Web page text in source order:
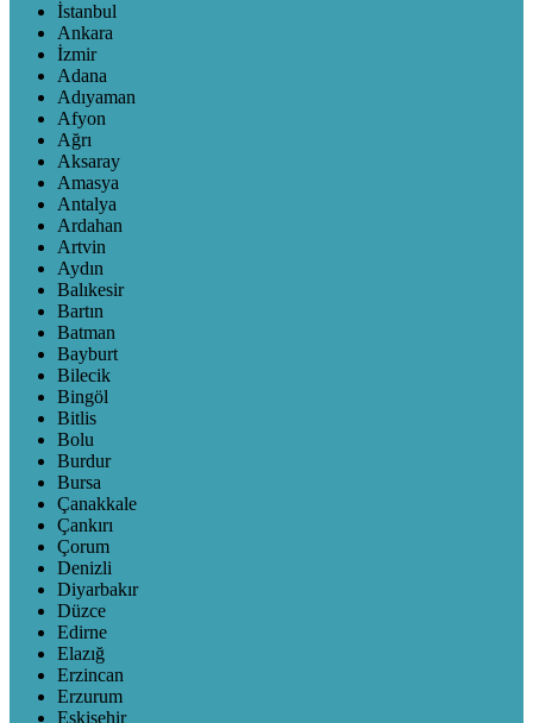
İstanbul
Ankara
İzmir
Adana
Adıyaman
Afyon
Ağrı
Aksaray
Amasya
Antalya
Ardahan
Artvin
Aydın
Balıkesir
Bartın
Batman
Bayburt
Bilecik
Bingöl
Bitlis
Bolu
Burdur
Bursa
Çanakkale
Çankırı
Çorum
Denizli
Diyarbakır
Düzce
Edirne
Elazığ
Erzincan
Erzurum
Eskişehir